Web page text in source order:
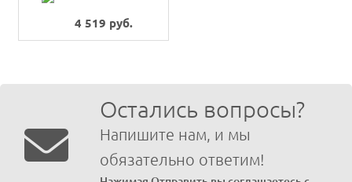
4 519 руб.
Остались вопросы?
Напишите нам, и мы
обязательно ответим!